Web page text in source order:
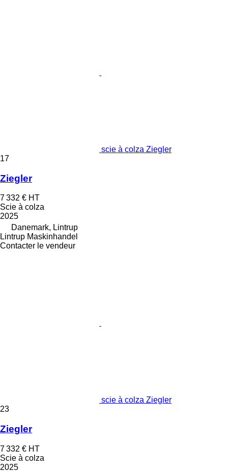
scie à colza Ziegler
17
Ziegler
7 332 € HT
Scie à colza
2025
Danemark, Lintrup
Lintrup Maskinhandel
Contacter le vendeur
scie à colza Ziegler
23
Ziegler
7 332 € HT
Scie à colza
2025